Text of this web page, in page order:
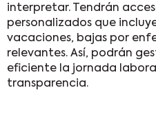
interpretar. Tendrán
personalizados que
vacaciones, bajas por
relevantes. Así, podrán
eficiente la jornada
transparencia.